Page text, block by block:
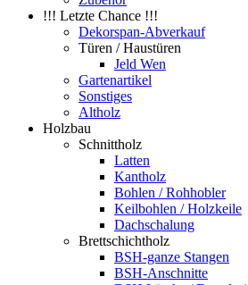
!!! Letzte Chance !!!
Dekorspan-Abverkauf
Türen / Haustüren
Jeld Wen
Gartenartikel
Sonstiges
Altholz
Holzbau
Schnittholz
Latten
Kantholz
Bohlen / Rohhobler
Keilbohlen / Holzkeile
Dachschalung
Brettschichtholz
BSH-ganze Stangen
BSH-Anschnitte